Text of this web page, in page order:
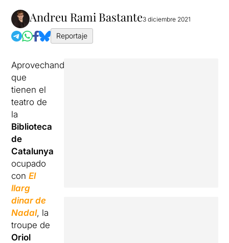
Andreu Rami Bastante3 diciembre 2021
Reportaje
Aprovechando
que
tienen el
teatro de
la
Biblioteca
de
Catalunya
ocupado
conEl
llarg
dinar de
Nadal, la
troupe de
Oriol